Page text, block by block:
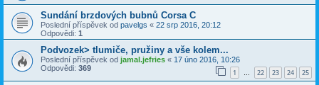
Sundání brzdových bubnů Corsa C
Poslední příspěvek od pavelgs « 22 srp 2016, 20:12
Odpovědi: 1
Podvozek> tlumiče, pružiny a vše kolem...
Poslední příspěvek od jamal.jefries « 17 úno 2016, 10:26
Odpovědi: 369 1 … 22 23 24 25